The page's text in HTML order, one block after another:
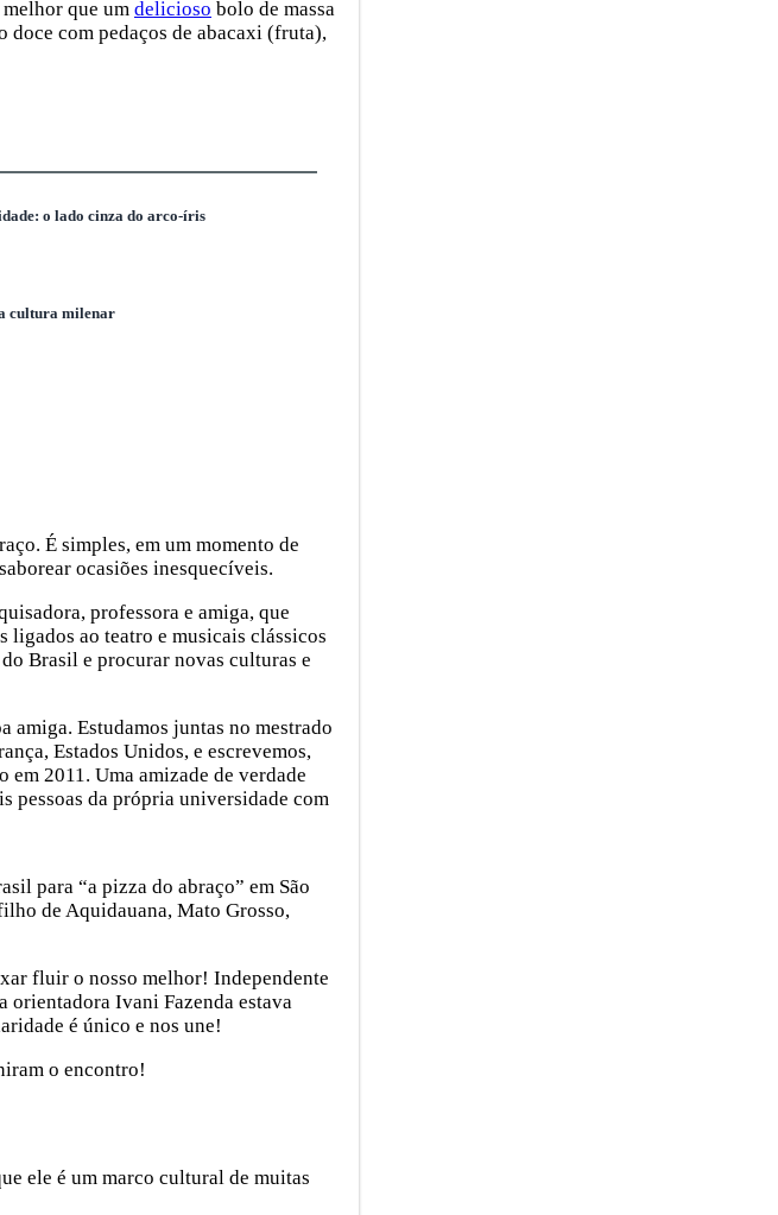
que um delicioso bolo de massa
doce com pedaços de abacaxi (fruta),
o lado cinza do arco-íris
cultura milenar
É simples, em um momento de
ocasiões inesquecíveis.
professora e amiga, que
ao teatro e musicais clássicos
Brasil e procurar novas culturas e
amiga. Estudamos juntas no mestrado
Estados Unidos, e escrevemos,
2011. Uma amizade de verdade
pessoas da própria universidade com
para “a pizza do abraço” em São
de Aquidauana, Mato Grosso,
fluir o nosso melhor! Independente
orientadora Ivani Fazenda estava
é único e nos une!
o encontro!
ele é um marco cultural de muitas